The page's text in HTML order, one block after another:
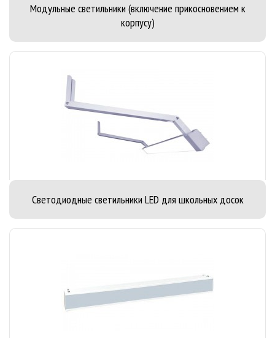
Модульные светильники (включение прикосновением к
корпусу)
Светодиодные светильники LED для школьных досок